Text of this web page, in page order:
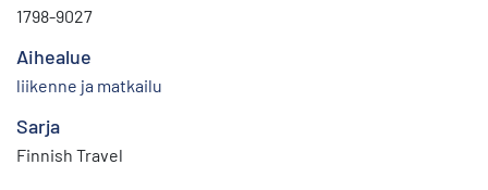
1798-9027
Aihealue
liikenne ja matkailu
Sarja
Finnish Travel